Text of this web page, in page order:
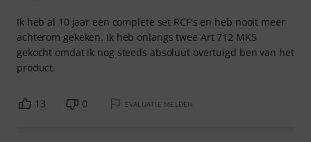
Ik heb al 10 jaar een complete set RCF's en heb nooit meer
achterom gekeken. Ik heb onlangs twee Art 712 MK5
gekocht omdat ik nog steeds absoluut overtuigd ben van het
product.
13 0 EVALUATIE MELDEN